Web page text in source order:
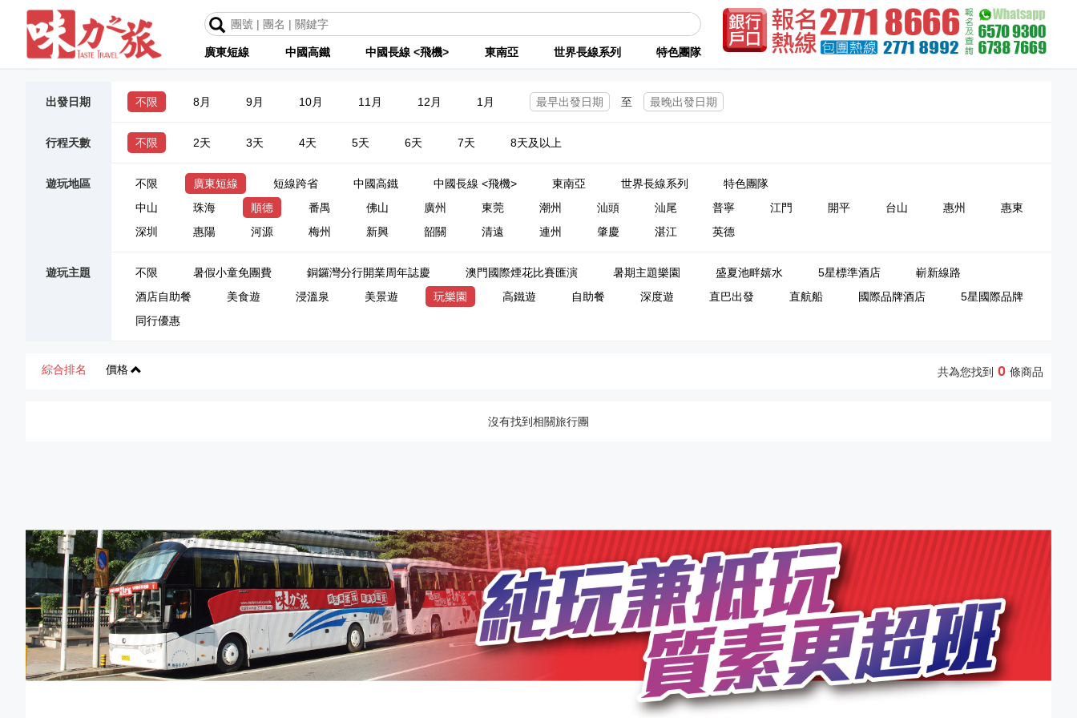
廣東短線 中國高鐵 中國長線 <飛機> 東南亞 世界長線系列 特色團隊
出發日期 不限 8月 9月 10月 11月 12月 1月 至
行程天數 不限 2天 3天 4天 5天 6天 7天 8天及以上
遊玩地區 不限 廣東短線 短線跨省 中國高鐵 中國長線 <飛機> 東南亞 世界長線系列
特色團隊
中山
珠海 順德 番禺 佛山 廣州 東莞 潮州 汕頭 汕尾 普寧 江門 開平 台山 惠州
惠東
深圳
惠陽 河源 梅州 新興 韶關 清遠 連州 肇慶 湛江 英德
遊玩主題 不限 暑假小童免團費 銅鑼灣分行開業周年誌慶 澳門國際煙花比賽匯演 暑期主題樂園 盛夏池畔嬉水 5星標準酒店
嶄新線路
酒店自助餐
美食遊 浸溫泉 美景遊 玩樂園 高鐵遊 自助餐 深度遊 直巴出發 直航船 國際品牌酒店
5星國際品牌
同行優惠
綜合排名 價格 共為您找到 0 條商品
沒有找到相關旅行團